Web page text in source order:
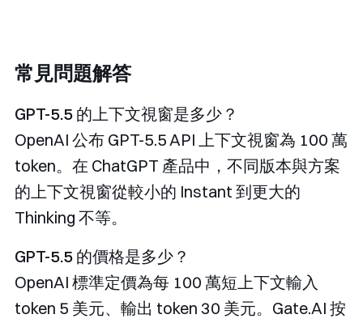
常見問題解答
GPT-5.5 的上下文視窗是多少？
OpenAI 公布 GPT-5.5 API 上下文視窗為 100 萬
token。在 ChatGPT 產品中，不同版本與方案
的上下文視窗從較小的 Instant 到更大的
Thinking 不等。
GPT-5.5 的價格是多少？
OpenAI 標準定價為每 100 萬短上下文輸入
token 5 美元、輸出 token 30 美元。Gate.AI 按